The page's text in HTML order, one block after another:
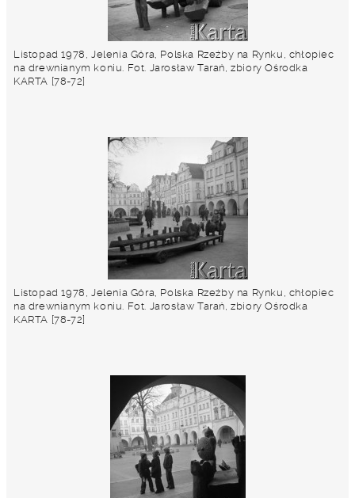
Listopad 1978, Jelenia Góra, Polska Rzeźby na Rynku, chłopiec
na drewnianym koniu. Fot. Jarosław Tarań, zbiory Ośrodka
KARTA [78-72]
Listopad 1978, Jelenia Góra, Polska Rzeźby na Rynku, chłopiec
na drewnianym koniu. Fot. Jarosław Tarań, zbiory Ośrodka
KARTA [78-72]